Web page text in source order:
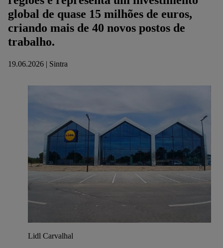
global de quase 15 milhões de euros,
criando mais de 40 novos postos de
trabalho.
19.06.2026 | Sintra
Lidl Carvalhal